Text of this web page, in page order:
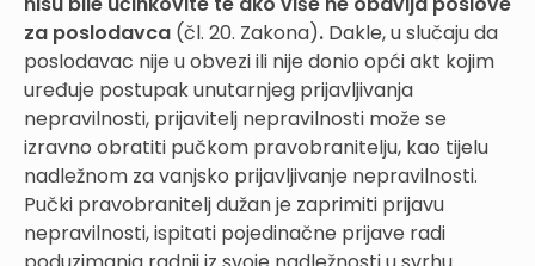
za poslodavca (čl. 20. Zakona). Dakle, u slučaju da
poslodavac nije u obvezi ili nije donio opći akt kojim
uređuje postupak unutarnjeg prijavljivanja
nepravilnosti, prijavitelj nepravilnosti može se
izravno obratiti pučkom pravobranitelju, kao tijelu
nadležnom za vanjsko prijavljivanje nepravilnosti.
Pučki pravobranitelj dužan je zaprimiti prijavu
nepravilnosti, ispitati pojedinačne prijave radi